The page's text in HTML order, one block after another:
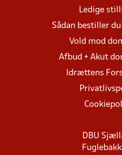
Ledige
Sådan bestiller
Vold mod
Afbud + Akut
Idrættens
DBU